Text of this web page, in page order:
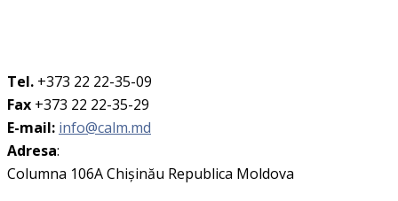
Tel. +373 22 22-35-09
Fax +373 22 22-35-29
E-mail: info@calm.md
Adresa:
Columna 106A Chişinău Republica Moldova